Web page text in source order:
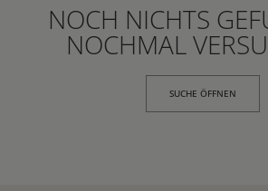
NOCH NICHTS
NOCHMAL
SUCHE ÖFFNEN